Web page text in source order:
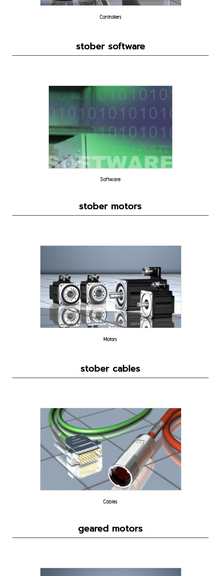
Controllers
stober software
Software
stober motors
Motors
stober cables
Cables
geared motors